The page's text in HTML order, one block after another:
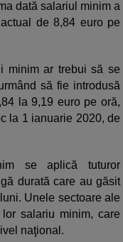
dată salariul minim a
de 8,84 euro pe
minim ar trebui să se
să fie introdusă
la 9,19 euro pe oră,
la 1 ianuarie 2020, de
se aplică tuturor
durată care au găsit
Unele sectoare ale
salariu minim, care
naţional.